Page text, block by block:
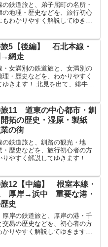
の鉄道旅と、弟子屈町の名所・
の地理・歴史などを、旅行初心
もわかりやすく解説してゆきま
本で6番目に大きな湖です。また
、日本最大...
5【後編】 石北本線・
→網走
・女満別の鉄道旅と、女満別の
理・歴史などを、わかりやすく
ゆきます！ 北見を出て、緋牛
いえき（北海道北見市）美幌駅
き（北海道網走...
11 道東の中心都市・釧
拓の歴史・湿原・製紙
の街
の鉄道旅と、釧路の観光・地
・歴史などを、旅行初心者の方
りやすく解説してゆきます！道
。北海道釧路市くしろしは、道
る中心的な街ともい...
12【中編】 根室本線・
厚岸→浜中 重要な港・
史
厚岸の鉄道旅と、厚岸の港・千
交易の歴史などを、初心者の方
かりやすく解説してゆきます！